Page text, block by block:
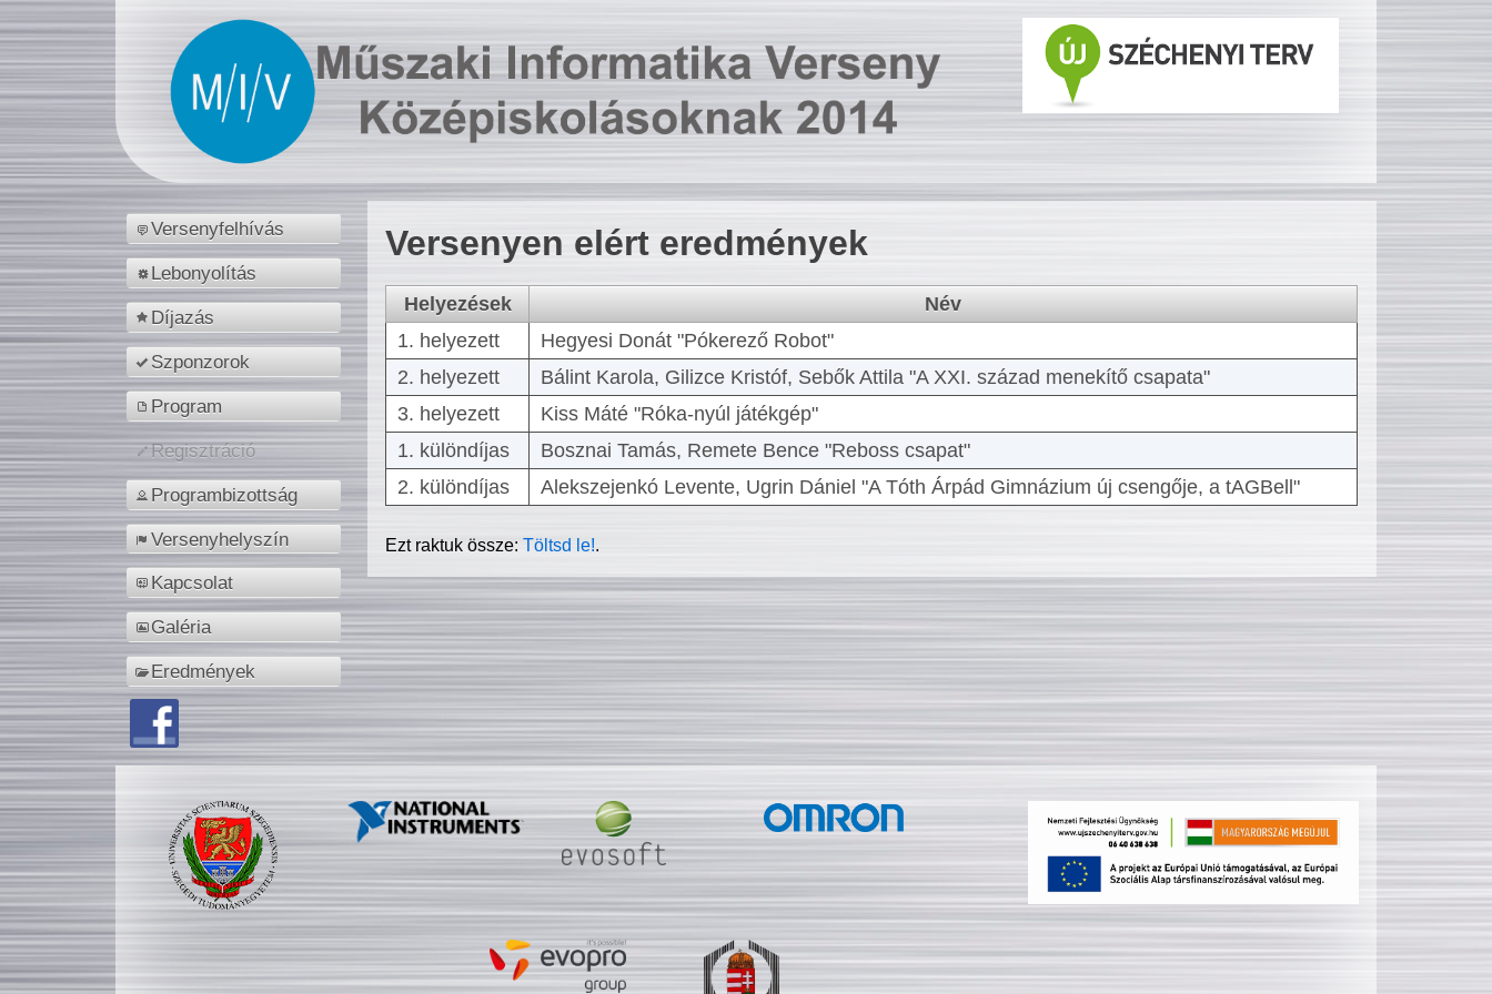
Versenyfelhívás
Lebonyolítás
Díjazás
Szponzorok
Program
Regisztráció
Programbizottság
Versenyhelyszín
Kapcsolat
Galéria
Eredmények
Versenyen elért eredmények
Helyezések
Név
1. helyezett
Hegyesi Donát "Pókerező Robot"
2. helyezett
Bálint Karola, Gilizce Kristóf, Sebők Attila "A XXI. század menekítő csapata"
3. helyezett
Kiss Máté "Róka-nyúl játékgép"
1. különdíjas
Bosznai Tamás, Remete Bence "Reboss csapat"
2. különdíjas
Alekszejenkó Levente, Ugrin Dániel "A Tóth Árpád Gimnázium új csengője, a tAGBell"
Ezt raktuk össze:Töltsd le!.